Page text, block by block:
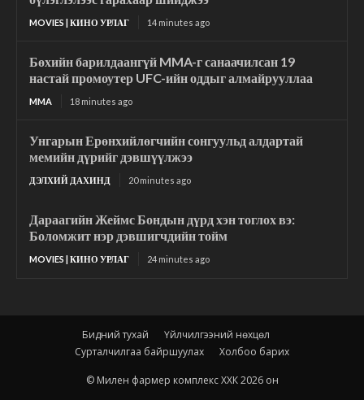
MOVIES | КИНО УРЛАГ 14 minutes ago
Бөхийн барилдаангүй MMA-г санаачилсан 19
настай промоутер UFC-ийн оддыг алмайрууллаа
MMA 18 minutes ago
Унгарын Ерөнхийлөгчийн сонгуульд алдартай
мемийн дүрийг дэвшүүлжээ
ДЭЛХИЙ ДАХИНД 20 minutes ago
Дараагийн Жеймс Бондын дүрд хэн тоглох вэ:
Боломжит нэр дэвшигчдийн тойм
MOVIES | КИНО УРЛАГ 24 minutes ago
Бидний тухай
Үйлчилгээний нөхцөл
Сурталчилгаа байршуулах
Холбоо барих
© Милен фармер комплекс ХХК 2026 он